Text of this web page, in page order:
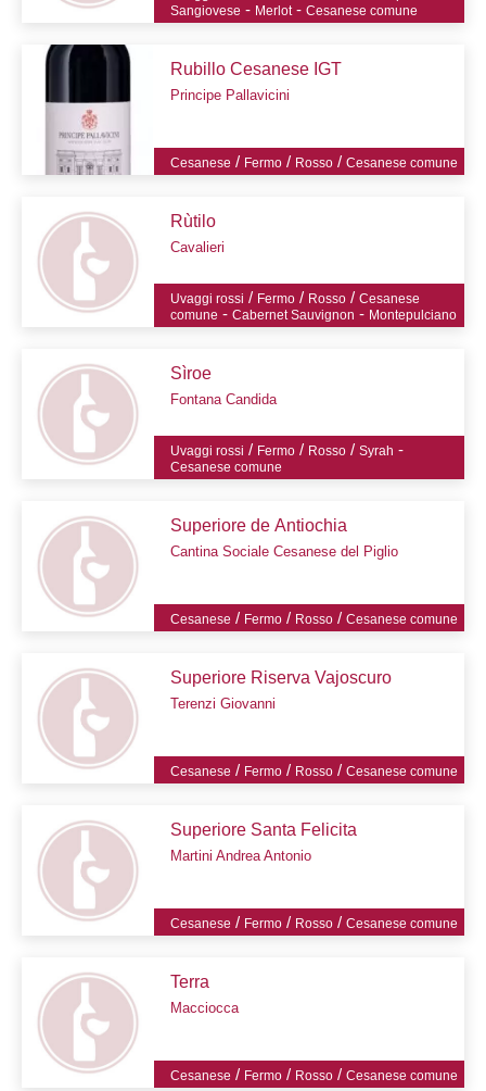
Sangiovese - Merlot-Cesanese comune
Rubillo Cesanese IGT
Principe Pallavicini
Cesanese / Fermo / Rosso /Cesanese comune
Rùtilo
Cavalieri
Uvaggi rossi / Fermo / Rosso /Cesanese
comune -Cabernet Sauvignon - Montepulciano
Sìroe
Fontana Candida
Uvaggi rossi / Fermo / Rosso /Syrah -
Cesanese comune
Superiore de Antiochia
Cantina Sociale Cesanese del Piglio
Cesanese / Fermo / Rosso /Cesanese comune
Superiore Riserva Vajoscuro
Terenzi Giovanni
Cesanese / Fermo / Rosso /Cesanese comune
Superiore Santa Felicita
Martini Andrea Antonio
Cesanese / Fermo / Rosso /Cesanese comune
Terra
Macciocca
Cesanese / Fermo / Rosso /Cesanese comune